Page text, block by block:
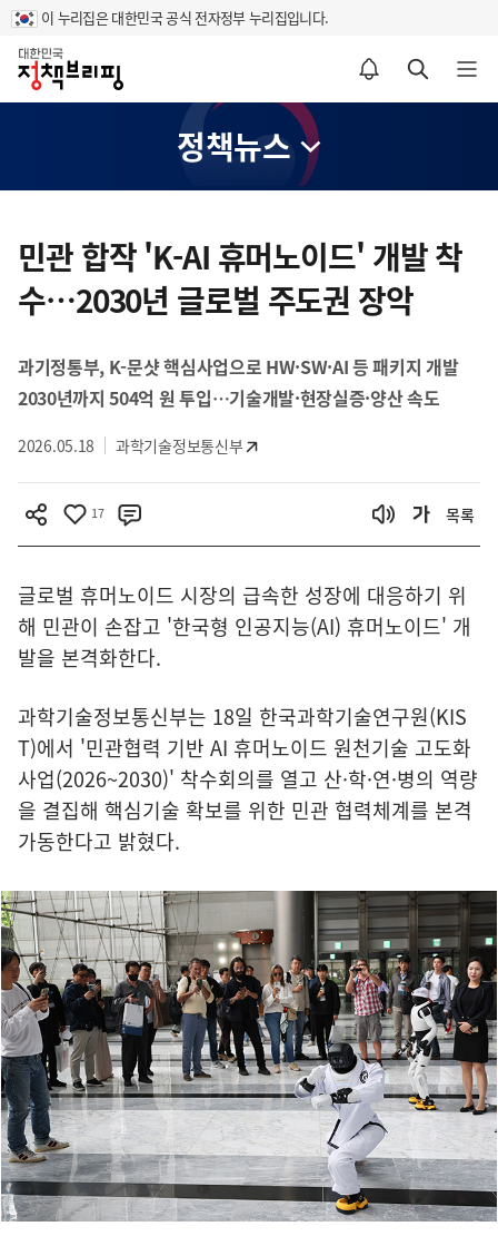
이 누리집은 대한민국 공식 전자정부 누리집입니다.
홈
알림설정 바로가기 검색 바로가기 메뉴 열기
정책뉴스
텐
츠
영
민관 합작 'K-AI 휴머노이드' 개발 착
수…2030년 글로벌 주도권 장악
과기정통부, K-문샷 핵심사업으로 HW·SW·AI 등 패키지 개발
2030년까지 504억 원 투입…기술개발·현장실증·양산 속도
2026.05.18 과학기술정보통신부
17 목록
글로벌 휴머노이드 시장의 급속한 성장에 대응하기 위
해 민관이 손잡고 '한국형 인공지능(AI) 휴머노이드' 개
발을 본격화한다.
과학기술정보통신부는 18일 한국과학기술연구원(KIS
T)에서 '민관협력 기반 AI 휴머노이드 원천기술 고도화
사업(2026~2030)' 착수회의를 열고 산·학·연·병의 역량
을 결집해 핵심기술 확보를 위한 민관 협력체계를 본격
가동한다고 밝혔다.